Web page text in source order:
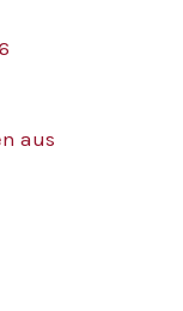
aus